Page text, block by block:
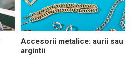
Accesorii metalice: aurii sau
argintii